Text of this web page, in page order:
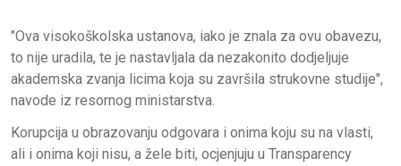
"Ova visokoškolska ustanova, iako je znala za ovu obavezu,
to nije uradila, te je nastavljala da nezakonito dodjeljuje
akademska zvanja licima koja su završila strukovne studije",
navode iz resornog ministarstva.
Korupcija u obrazovanju odgovara i onima koju su na vlasti,
ali i onima koji nisu, a žele biti, ocjenjuju u Transparency